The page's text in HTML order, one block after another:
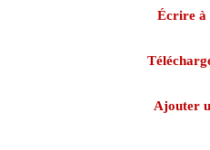
Écrire à
Ajouter